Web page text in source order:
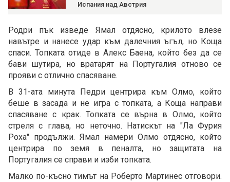
Испания над Австрия
Родри пък изведе Ямал отдясно, крилото влезе
навътре и нанесе удар към далечния ъгъл, но Коща
спаси. Топката отиде в Алекс Баена, който без да се
бави шутира, но вратарят на Португалия отново се
прояви с отлично спасяване.
В 31-ата минута Педри центрира към Олмо, който
беше в засада и не игра с топката, а Коща направи
спасяване с крак. Топката се върна в Олмо, който
стреля с глава, но неточно. Натискът на "Ла Фурия
Роха" продължи. Ямал намери Олмо отдясно, който
центрира по земя в пеналта, но защитата на
Португалия се справи и изби топката.
Малко по-късно тимът на Роберто Мартинес отговори.